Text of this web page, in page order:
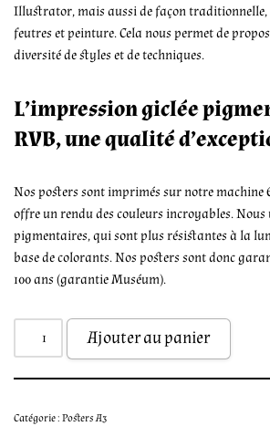
Illustrator, mais aussi de façon traditionnelle,
feutres et peinture. Cela nous permet de
diversité de styles et de techniques.
L’impression giclée
RVB, une qualité
Nos posters sont imprimés sur notre machine
offre un rendu des couleurs incroyables. Nous
pigmentaires, qui sont plus résistantes à la
base de colorants. Nos posters sont donc
100 ans (garantie Muséum).
Ajouter au panier
Catégorie :Posters A3